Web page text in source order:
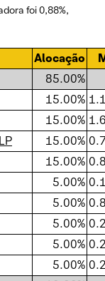
foi 0,88%,
Alocação
85.00%
15.00%
15.00%
15.00%
15.00%
5.00%
5.00%
5.00%
5.00%
5.00%